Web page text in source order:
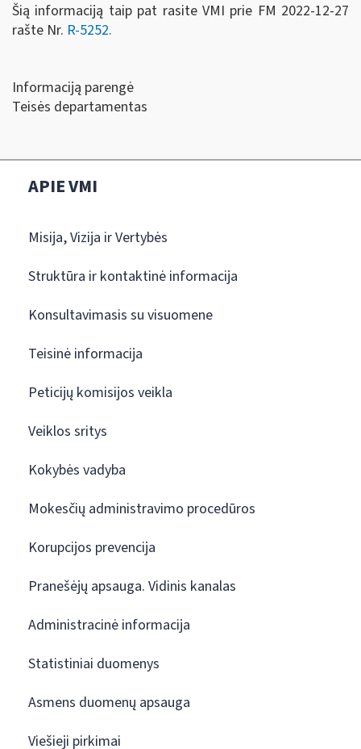
Šią informaciją taip pat rasite VMI prie FM 2022-12-27
rašte Nr. R-5252.
Informaciją parengė
Teisės departamentas
APIE VMI
Misija, Vizija ir Vertybės
Struktūra ir kontaktinė informacija
Konsultavimasis su visuomene
Teisinė informacija
Peticijų komisijos veikla
Veiklos sritys
Kokybės vadyba
Mokesčių administravimo procedūros
Korupcijos prevencija
Pranešėjų apsauga. Vidinis kanalas
Administracinė informacija
Statistiniai duomenys
Asmens duomenų apsauga
Viešieji pirkimai